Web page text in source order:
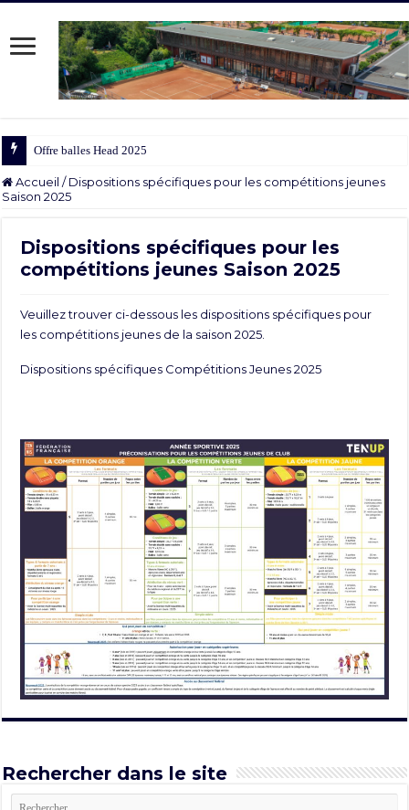
Offre balles Head 2025/2026
Accueil / Dispositions spécifiques pour les compétitions jeunes
Saison 2025
Dispositions spécifiques pour les
compétitions jeunes Saison 2025
Veuillez trouver ci-dessous les dispositions spécifiques pour
les compétitions jeunes de la saison 2025.
Dispositions spécifiques Compétitions Jeunes 2025
Rechercher dans le site